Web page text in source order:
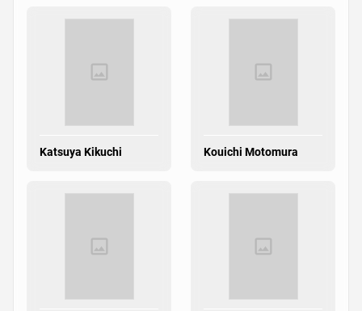
Katsuya Kikuchi Kouichi Motomura